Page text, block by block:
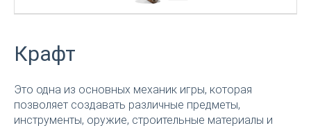
Крафт
Это одна из основных механик игры, которая
позволяет создавать различные предметы,
инструменты, оружие, строительные материалы и